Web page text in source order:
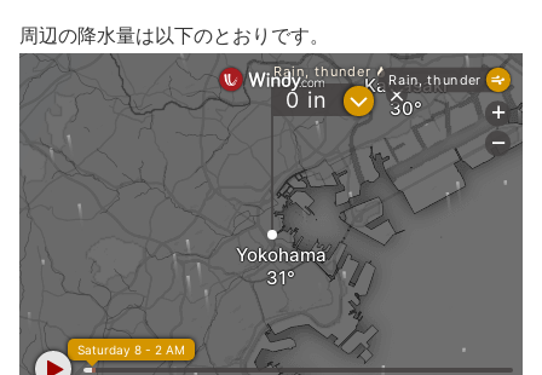
周辺の降水量は以下のとおりです。